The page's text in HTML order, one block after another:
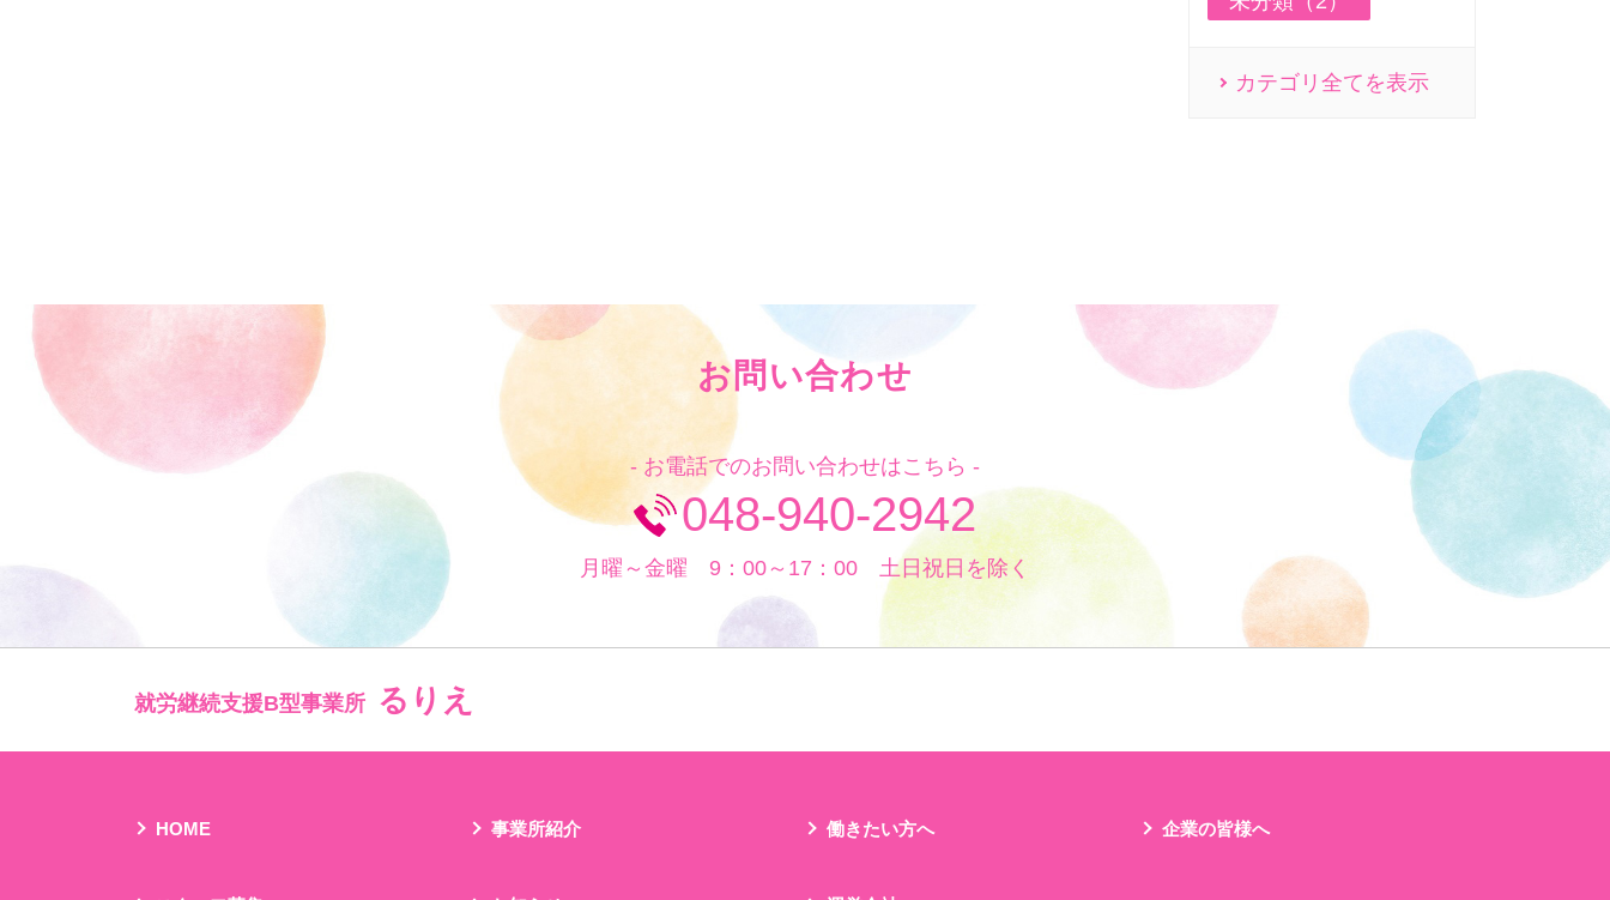
カテゴリ全てを表示
お問い合わせ
- お電話でのお問い合わせはこちら -
048-940-2942
月曜～金曜 9：00～17：00 土日祝日を除く
就労継続支援B型事業所 るりえ
HOME 事業所紹介 働きたい方へ 企業の皆様へ